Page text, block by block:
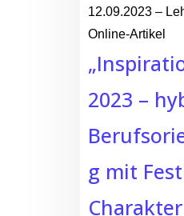
12.09.2023 –
Online-Artikel
2023 –
g mit